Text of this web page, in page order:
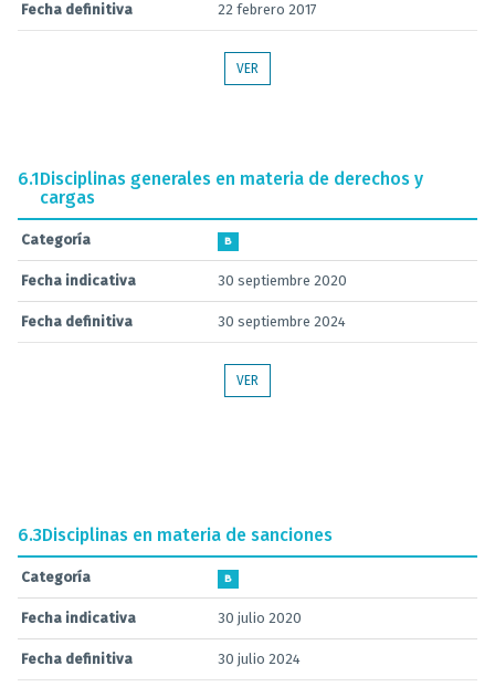
Fecha definitiva 22 febrero 2017
VER
6.1Disciplinas generales en materia de derechos y
cargas
Categoría B
Fecha indicativa 30 septiembre 2020
Fecha definitiva 30 septiembre 2024
VER
6.3Disciplinas en materia de sanciones
Categoría B
Fecha indicativa 30 julio 2020
Fecha definitiva 30 julio 2024